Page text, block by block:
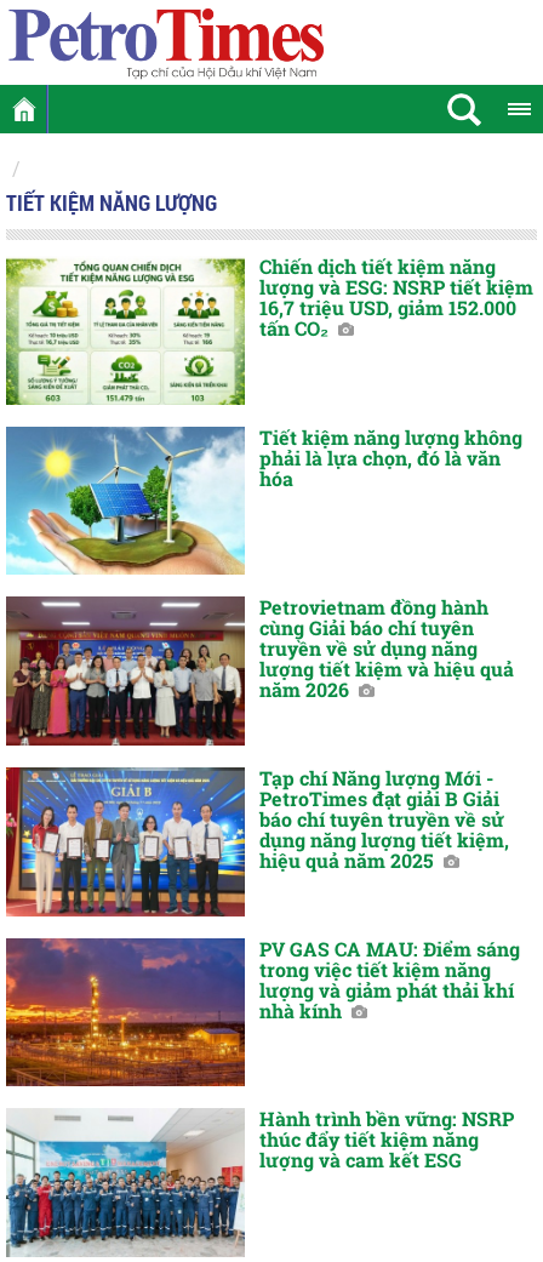
TIẾT KIỆM NĂNG LƯỢNG
Chiến dịch tiết kiệm năng
lượng và ESG: NSRP tiết kiệm
16,7 triệu USD, giảm 152.000
tấn CO₂
Tiết kiệm năng lượng không
phải là lựa chọn, đó là văn
hóa
Petrovietnam đồng hành
cùng Giải báo chí tuyên
truyền về sử dụng năng
lượng tiết kiệm và hiệu quả
năm 2026
Tạp chí Năng lượng Mới -
PetroTimes đạt giải B Giải
báo chí tuyên truyền về sử
dụng năng lượng tiết kiệm,
hiệu quả năm 2025
PV GAS CA MAU: Điểm sáng
trong việc tiết kiệm năng
lượng và giảm phát thải khí
nhà kính
Hành trình bền vững: NSRP
thúc đẩy tiết kiệm năng
lượng và cam kết ESG